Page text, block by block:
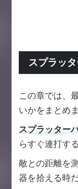
スプラッ
この章では、
いかをまとめま
スプラッター
らすぐ連打す
敵との距離を
器を拾える時